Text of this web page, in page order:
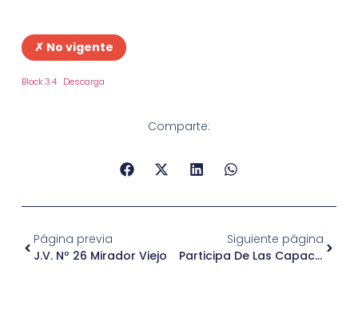
✗ No vigente
Block.3.4 Descarga
Comparte:
Página previa
J.V. Nº 26 Mirador Viejo
Siguiente página
Participa De Las Capacitaciones Virtuales De Sercotec